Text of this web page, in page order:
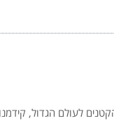
הקטנים לעולם הגדול,